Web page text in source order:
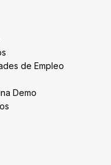
de Empleo
Demo